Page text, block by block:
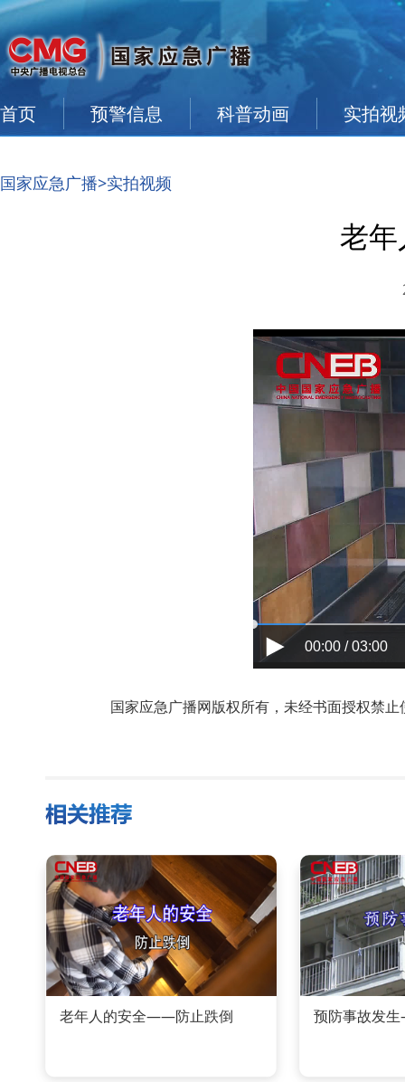
首页 预警信息 科普动画 实拍视
国家应急广播>实拍视频
老
00:00 / 03:00
国家应急广播网版权所有，未经书面授权禁
老年人的安全——防止跌倒 预防事故发